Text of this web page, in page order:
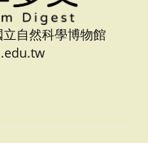
自然科學博物館